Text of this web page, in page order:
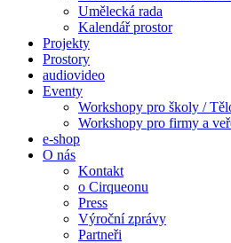
Umělecká rada
Kalendář prostor
Projekty
Prostory
audiovideo
Eventy
Workshopy pro školy /
Workshopy pro firmy a
e-shop
O nás
Kontakt
o Cirqueonu
Press
Výroční zprávy
Partneři